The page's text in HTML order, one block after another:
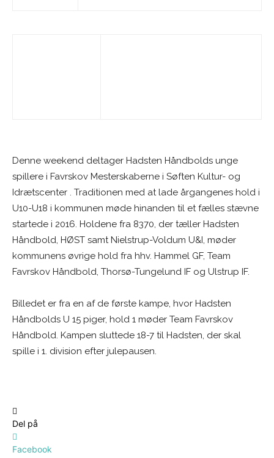
Denne weekend deltager Hadsten Håndbolds unge
spillere i Favrskov Mesterskaberne i Søften Kultur- og
Idrætscenter . Traditionen med at lade årgangenes hold i
U10-U18 i kommunen møde hinanden til et fælles stævne
startede i 2016. Holdene fra 8370, der tæller Hadsten
Håndbold, HØST samt Nielstrup-Voldum U&I, møder
kommunens øvrige hold fra hhv. Hammel GF, Team
Favrskov Håndbold, Thorsø-Tungelund IF og Ulstrup IF.
Billedet er fra en af de første kampe, hvor Hadsten
Håndbolds U 15 piger, hold 1 møder Team Favrskov
Håndbold. Kampen sluttede 18-7 til Hadsten, der skal
spille i 1. division efter julepausen.
Del på
Facebook